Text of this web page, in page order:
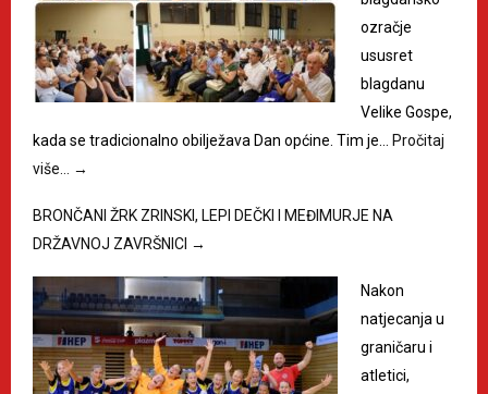
ozračje
ususret
blagdanu
Velike Gospe,
kada se tradicionalno obilježava Dan općine. Tim je…
Pročitaj
više…
→
BRONČANI ŽRK ZRINSKI, LEPI DEČKI I MEĐIMURJE NA
DRŽAVNOJ ZAVRŠNICI →
Nakon
natjecanja u
graničaru i
atletici,